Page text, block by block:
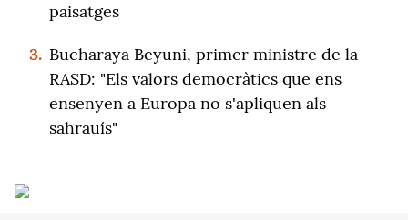
paisatges
3. Bucharaya Beyuni, primer ministre de la
RASD: "Els valors democràtics que ens
ensenyen a Europa no s'apliquen als
sahrauís"